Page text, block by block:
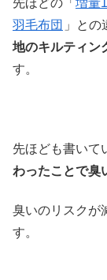
先ほどの「 増量
羽毛布団 」との
地のキルティン
す。
先ほども書いて
わったことで臭
臭いのリスクが
す。